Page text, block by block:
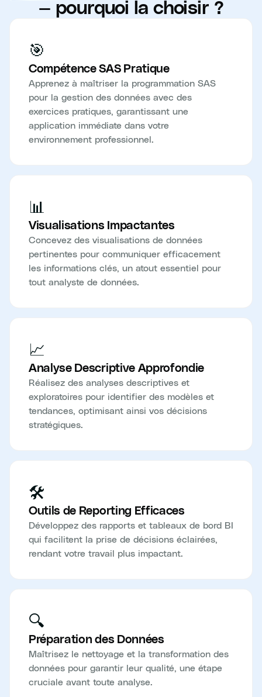
— pourquoi la choisir ?
🎯
Compétence SAS Pratique
Apprenez à maîtriser la programmation SAS
pour la gestion des données avec des
exercices pratiques, garantissant une
application immédiate dans votre
environnement professionnel.
📊
Visualisations Impactantes
Concevez des visualisations de données
pertinentes pour communiquer efficacement
les informations clés, un atout essentiel pour
tout analyste de données.
📈
Analyse Descriptive Approfondie
Réalisez des analyses descriptives et
exploratoires pour identifier des modèles et
tendances, optimisant ainsi vos décisions
stratégiques.
🛠️
Outils de Reporting Efficaces
Développez des rapports et tableaux de bord BI
qui facilitent la prise de décisions éclairées,
rendant votre travail plus impactant.
🔍
Préparation des Données
Maîtrisez le nettoyage et la transformation des
données pour garantir leur qualité, une étape
cruciale avant toute analyse.